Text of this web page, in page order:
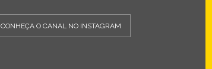
CONHEÇA O CANAL NO INSTAGRAM